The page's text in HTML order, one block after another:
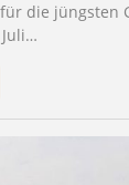
die jüngsten